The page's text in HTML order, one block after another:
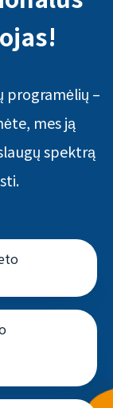
programėlių –
mes ją
spektrą